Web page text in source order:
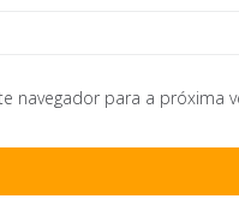
navegador para a próxima